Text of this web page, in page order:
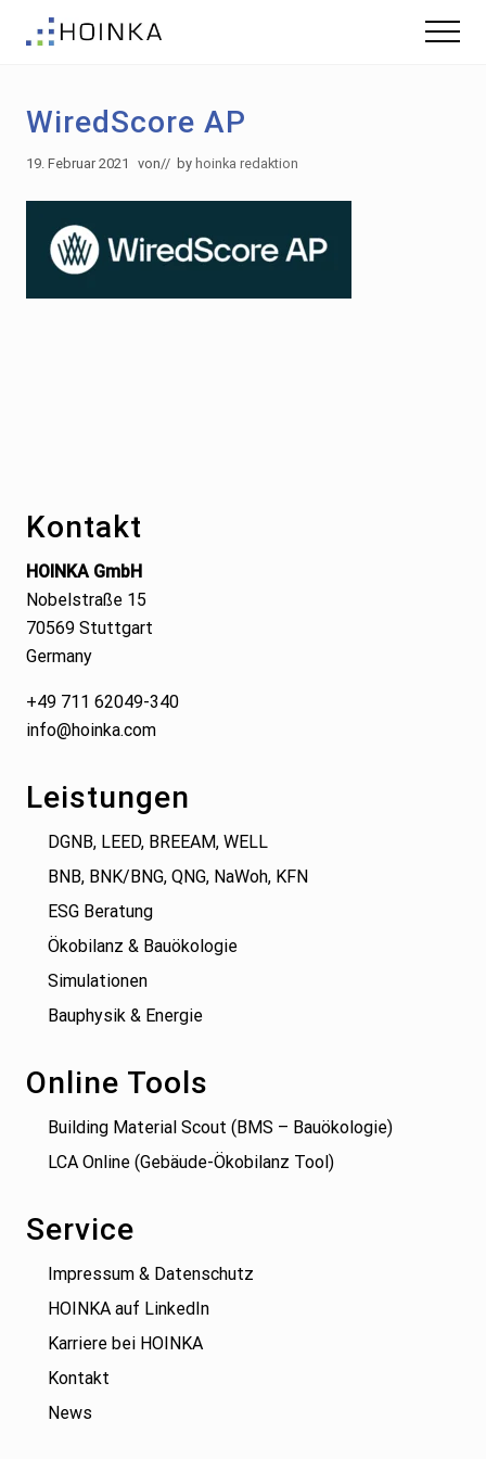
Fußzeile
Building
Menu
WiredScore AP
19. Februar 2021 von// by hoinka redaktion
Kontakt
HOINKA GmbH
Nobelstraße 15
70569 Stuttgart
Germany
+49 711 62049-340
info@hoinka.com
Leistungen
DGNB, LEED, BREEAM, WELL
BNB, BNK/BNG, QNG, NaWoh, KFN
ESG Beratung
Ökobilanz & Bauökologie
Simulationen
Bauphysik & Energie
Online Tools
Building Material Scout (BMS – Bauökologie)
LCA Online (Gebäude-Ökobilanz Tool)
Service
Impressum & Datenschutz
HOINKA auf LinkedIn
Karriere bei HOINKA
Kontakt
News